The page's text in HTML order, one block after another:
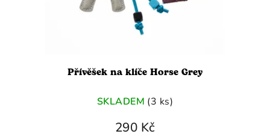
Přívěšek na klíče Horse Grey
SKLADEM (3 ks)
290 Kč